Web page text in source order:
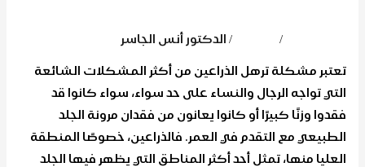
/
/ الدكتور أنس الجاسر
تعتبر مشكلة ترهل الذراعين من أكثر المشكلات الشائعة
التي تواجه الرجال والنساء على حد سواء، سواء كانوا قد
فقدوا وزنًا كبيرًا أو كانوا يعانون من فقدان مرونة الجلد
الطبيعي مع التقدم في العمر. فالذراعين، خصوصًا المنطقة
العليا منها، تمثل أحد أكثر المناطق التي يظهر فيها الجلد